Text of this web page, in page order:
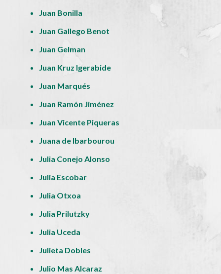
Juan Bonilla
Juan Gallego Benot
Juan Gelman
Juan Kruz Igerabide
Juan Marqués
Juan Ramón Jiménez
Juan Vicente Piqueras
Juana de Ibarbourou
Julia Conejo Alonso
Julia Escobar
Julia Otxoa
Julia Prilutzky
Julia Uceda
Julieta Dobles
Julio Mas Alcaraz